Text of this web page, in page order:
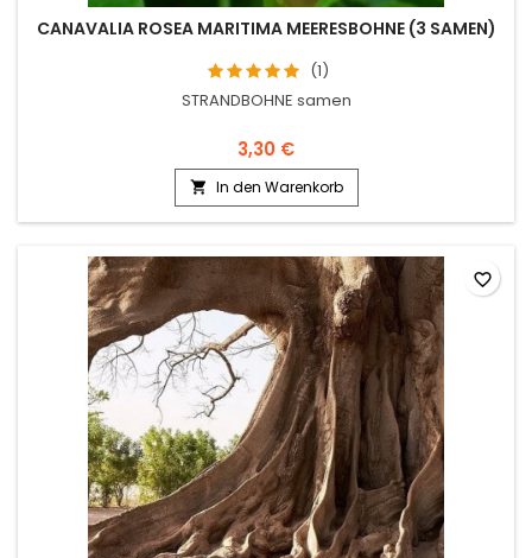
CANAVALIA ROSEA MARITIMA MEERESBOHNE (3 SAMEN)
(1)
STRANDBOHNE samen
3,30 €
 In den Warenkorb
favorite_border